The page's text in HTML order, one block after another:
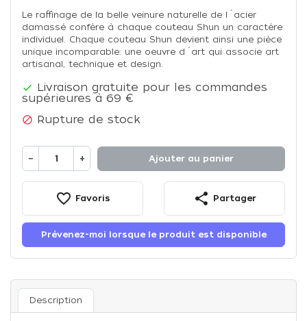
Le raffinage de la belle veinure naturelle de l´acier
damassé confère à chaque couteau Shun un caractère
individuel. Chaque couteau Shun devient ainsi une pièce
unique incomparable: une oeuvre d´art qui associe art
artisanal, technique et design.
 Livraison gratuite pour les commandes
supérieures à 69 €
 Rupture de stock
− + Ajouter au panier
favorite_border Favoris share Partager
Prévenez-moi lorsque le produit est disponible
Description